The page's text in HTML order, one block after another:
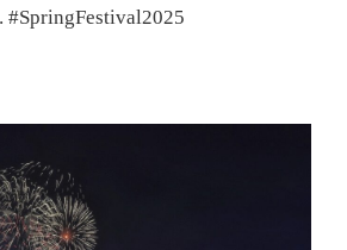
#SpringFestival2025